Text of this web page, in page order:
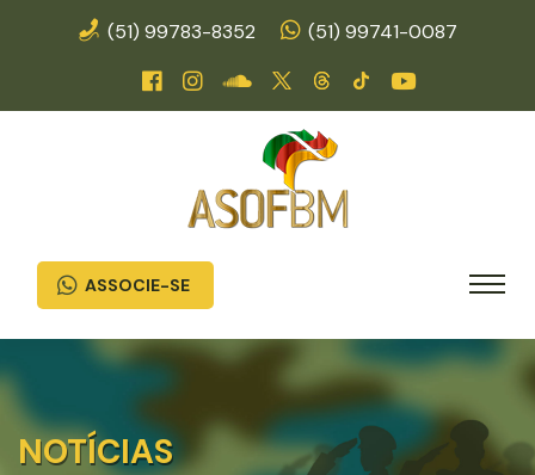
(51) 99783-8352 (51) 99741-0087
ASSOCIE-SE
NOTÍCIAS